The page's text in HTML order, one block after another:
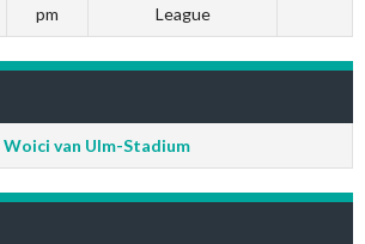
pm
League
Woici van Ulm-Stadium